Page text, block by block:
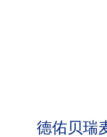
德佑贝瑞